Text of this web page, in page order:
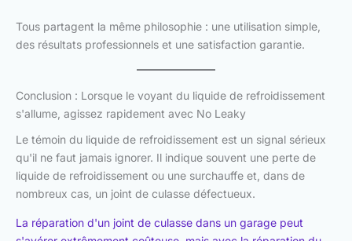
Tous partagent la même philosophie : une utilisation simple,
des résultats professionnels et une satisfaction garantie.
Conclusion : Lorsque le voyant du liquide de refroidissement
s'allume, agissez rapidement avec No Leaky
Le témoin du liquide de refroidissement est un signal sérieux
qu'il ne faut jamais ignorer. Il indique souvent une perte de
liquide de refroidissement ou une surchauffe et, dans de
nombreux cas, un joint de culasse défectueux.
La réparation d'un joint de culasse dans un garage peut